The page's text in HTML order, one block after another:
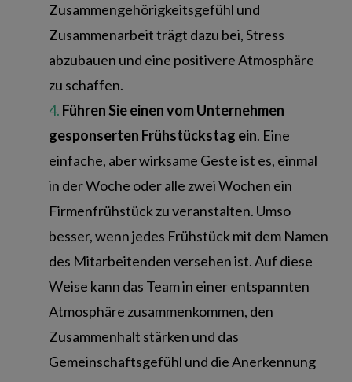
Zusammengehörigkeitsgefühl und
Zusammenarbeit trägt dazu bei, Stress
abzubauen und eine positivere Atmosphäre
zu schaffen.
Führen Sie einen vom Unternehmen
gesponserten Frühstückstag ein. Eine
einfache, aber wirksame Geste ist es, einmal
in der Woche oder alle zwei Wochen ein
Firmenfrühstück zu veranstalten. Umso
besser, wenn jedes Frühstück mit dem Namen
des Mitarbeitenden versehen ist. Auf diese
Weise kann das Team in einer entspannten
Atmosphäre zusammenkommen, den
Zusammenhalt stärken und das
Gemeinschaftsgefühl und die Anerkennung